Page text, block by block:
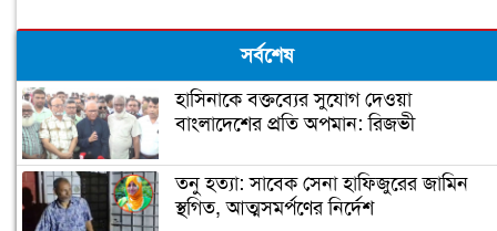
সর্বশেষ
হাসিনাকে বক্তব্যের সুযোগ দেওয়া
বাংলাদেশের প্রতি অপমান: রিজভী
তনু হত্যা: সাবেক সেনা হাফিজুরের জামিন
স্থগিত, আত্মসমর্পণের নির্দেশ